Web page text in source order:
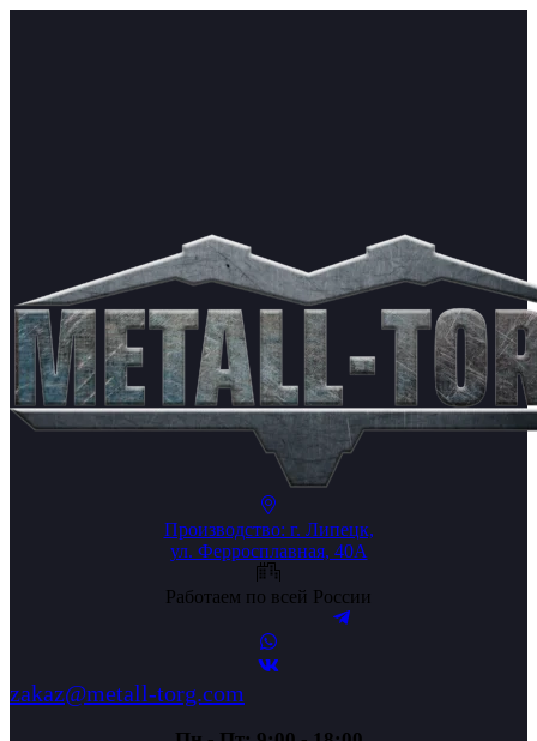
Производство: г. Липецк,
ул. Ферросплавная, 40А
Работаем по всей России
zakaz@metall-torg.com